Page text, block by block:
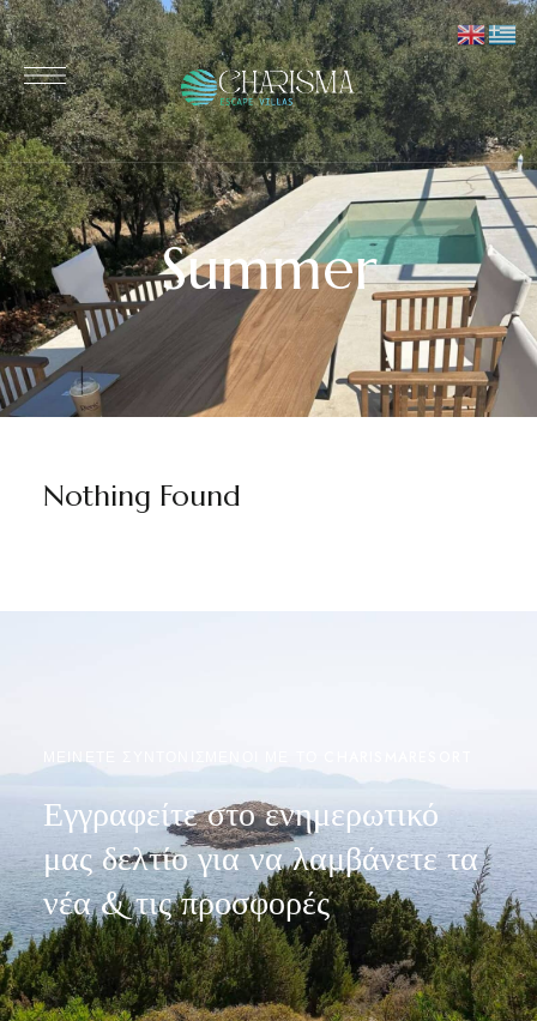
Summer
Nothing Found
ΜΕΙΝΕΤΕ ΣΥΝΤΟΝΙΣΜΕΝΟΙ ΜΕ ΤΟ CHARISMARESORT
Εγγραφείτε στο ενημερωτικό
μας δελτίο για να λαμβάνετε τα
νέα & τις προσφορές